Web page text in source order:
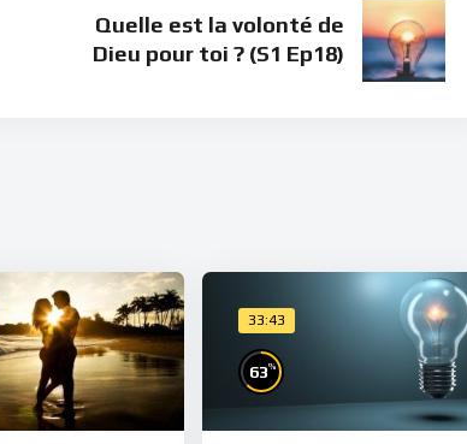
Quelle est la volonté de
Dieu pour toi ? (S1 Ep18)
33:43
63%